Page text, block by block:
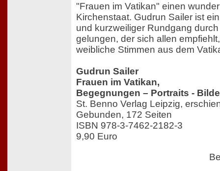
"Frauen im Vatikan" einen
Kirchenstaat. Gudrun Sailer ist
und kurzweiliger Rundgang
gelungen, der sich allen
weibliche Stimmen aus dem
Gudrun Sailer
Frauen im Vatikan,
Begegnungen – Portraits -
St. Benno Verlag Leipzig,
Gebunden, 172 Seiten
ISBN 978-3-7462-2182-3
9,90 Euro